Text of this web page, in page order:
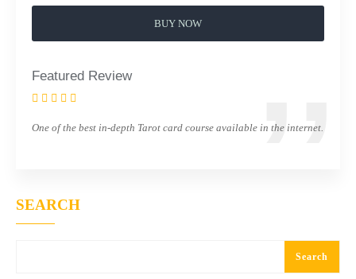
BUY NOW
Featured Review
One of the best in-depth Tarot card course available in the internet.
SEARCH
Search